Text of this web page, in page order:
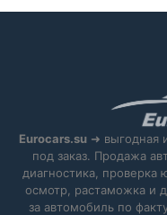
Eurocars.su ➜ выгодная
под заказ. Продажа
диагностика, проверка
осмотр, растаможка и
за автомобиль по